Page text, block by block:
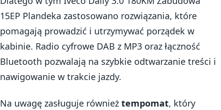
15EP Plandeka zastosowano rozwiązania, które
pomagają prowadzić i utrzymywać porządek w
kabinie. Radio cyfrowe DAB z MP3 oraz łączność
Bluetooth pozwalają na szybkie odtwarzanie treści i
nawigowanie w trakcie jazdy.
Na uwagę zasługuje również tempomat, który